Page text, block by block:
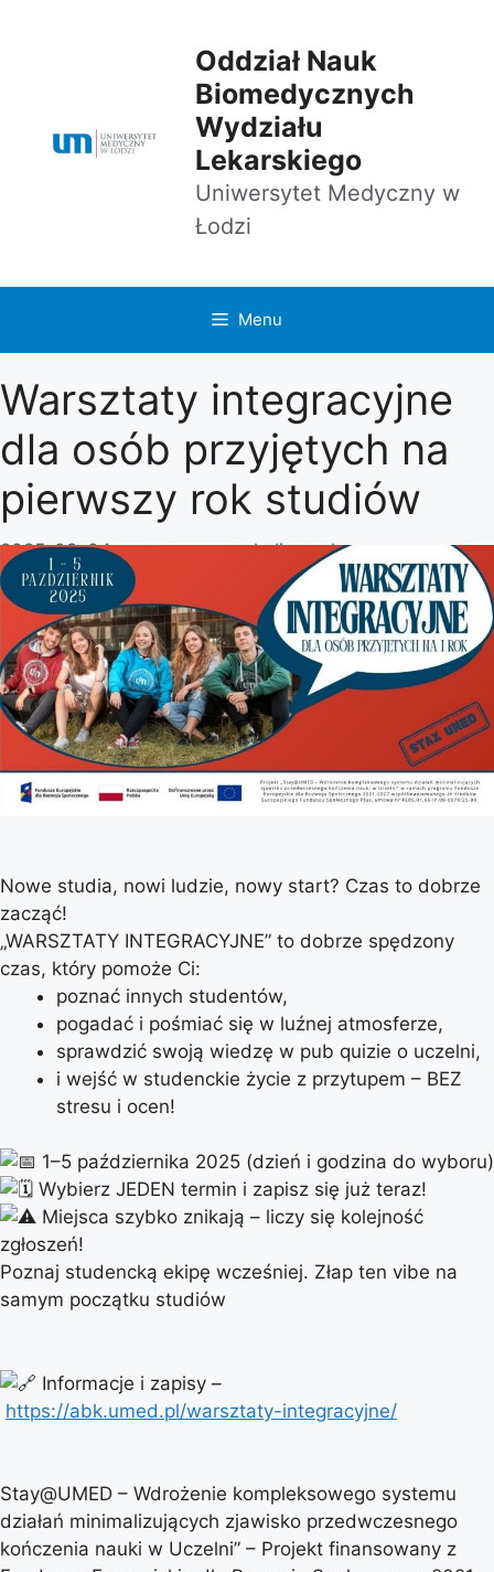
Oddział Nauk
Biomedycznych
Wydziału
Lekarskiego
Uniwersytet Medyczny w
Łodzi
Menu
Warsztaty integracyjne
dla osób przyjętych na
pierwszy rok studiów
2025-09-04 przezmarzena.kalinowska
Nowe studia, nowi ludzie, nowy start? Czas to dobrze
zacząć!
„WARSZTATY INTEGRACYJNE” to dobrze spędzony
czas, który pomoże Ci:
poznać innych studentów,
pogadać i pośmiać się w luźnej atmosferze,
sprawdzić swoją wiedzę w pub quizie o uczelni,
i wejść w studenckie życie z przytupem – BEZ
stresu i ocen!
1–5 października 2025 (dzień i godzina do wyboru)
Wybierz JEDEN termin i zapisz się już teraz!
Miejsca szybko znikają – liczy się kolejność
zgłoszeń!
Poznaj studencką ekipę wcześniej. Złap ten vibe na
samym początku studiów
Informacje i zapisy –
https://abk.umed.pl/warsztaty-integracyjne/
Stay@UMED – Wdrożenie kompleksowego systemu
działań minimalizujących zjawisko przedwczesnego
kończenia nauki w Uczelni” – Projekt finansowany z